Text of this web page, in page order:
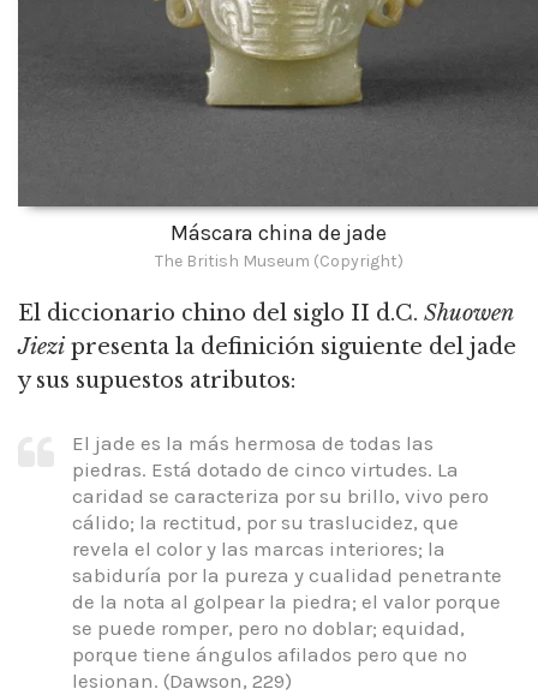
Máscara china de jade
The British Museum (Copyright)
El diccionario chino del siglo II d.C. Shuowen
Jiezi presenta la definición siguiente del jade
y sus supuestos atributos:
El jade es la más hermosa de todas las
piedras. Está dotado de cinco virtudes. La
caridad se caracteriza por su brillo, vivo pero
cálido; la rectitud, por su traslucidez, que
revela el color y las marcas interiores; la
sabiduría por la pureza y cualidad penetrante
de la nota al golpear la piedra; el valor porque
se puede romper, pero no doblar; equidad,
porque tiene ángulos afilados pero que no
lesionan. (Dawson, 229)